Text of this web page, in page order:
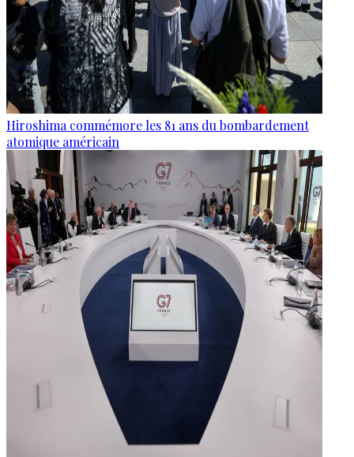
Hiroshima commémore les 81 ans du bombardement
atomique américain